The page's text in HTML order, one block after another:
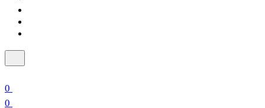
0
0